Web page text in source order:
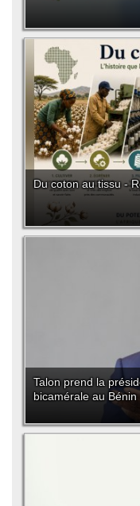
Du coton au tissu -
Talon prend la
bicamérale au Bénin